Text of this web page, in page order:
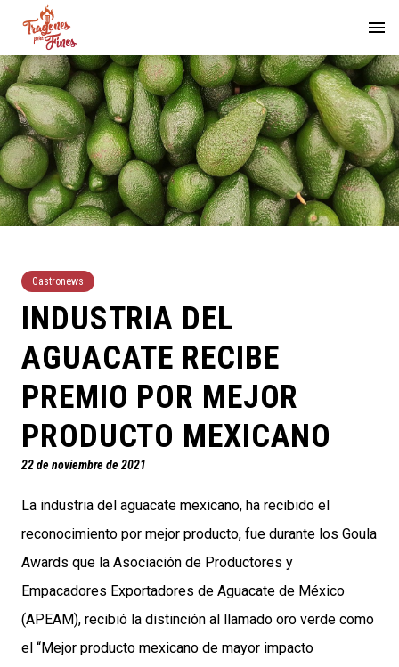
Gastronews
INDUSTRIA DEL
AGUACATE RECIBE
PREMIO POR MEJOR
PRODUCTO MEXICANO
22 de noviembre de 2021
La industria del aguacate mexicano, ha recibido el
reconocimiento por mejor producto, fue durante los Goula
Awards que la Asociación de Productores y
Empacadores Exportadores de Aguacate de México
(APEAM), recibió la distinción al llamado oro verde como
el “Mejor producto mexicano de mayor impacto